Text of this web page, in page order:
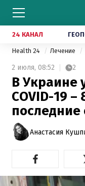
24 КАНАЛ
Health 24 Лечение
2 июля, 08:52 2
В Украине
COVID-19
последние
Анастасия